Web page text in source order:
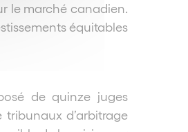
le marché canadien.
équitables
de quinze juges
tribunaux d’arbitrage